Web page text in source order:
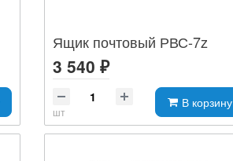
Ящик почтовый РВС-7z
3 540 ₽
шт
В корзину